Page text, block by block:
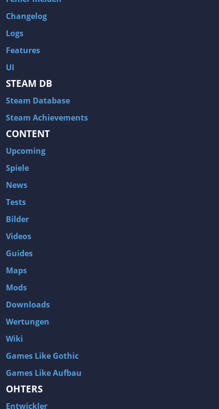
Changelog
Logs
Features
UI
STEAM DB
Steam Database
Steam Achievements
CONTENT
Upcoming
Spiele
News
Tests
Bilder
Videos
Guides
Maps
Mods
Downloads
Wertungen
Wiki
Games Like Gothic
Games Like Aufbau
OHTERS
Entwickler